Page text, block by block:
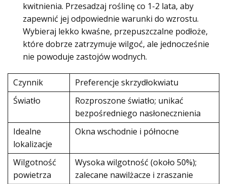
kwitnienia. Przesadzaj roślinę co 1-2 lata, aby
zapewnić jej odpowiednie warunki do wzrostu.
Wybieraj lekko kwaśne, przepuszczalne podłoże,
które dobrze zatrzymuje wilgoć, ale jednocześnie
nie powoduje zastojów wodnych.
Czynnik
Preferencje skrzydłokwiatu
Światło
Rozproszone światło; unikać
bezpośredniego nasłonecznienia
Idealne
lokalizacje
Okna wschodnie i północne
Wilgotność
powietrza
Wysoka wilgotność (około 50%);
zalecane nawilżacze i zraszanie